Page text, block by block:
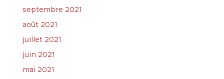
septembre 2021
août 2021
juillet 2021
juin 2021
mai 2021